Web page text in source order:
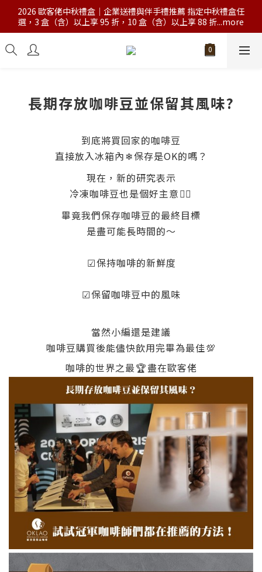
2026 歐客佬中秋禮盒｜企業送禮與伴手禮推薦 指定中秋禮盒任
選，3 盒（含）以上享 95 折，10 盒（含）以上享 88 折...more
長期存放咖啡豆並保留其風味?
到底將買回家的咖啡豆
直接放入冰箱內❄保存是OK的嗎？
現在，新的研究表示
冷凍咖啡豆也是個好主意🕵‍♀
畢竟我們保存咖啡豆的最終目標
是盡可能長時間的～
☑保持咖啡的新鮮度
☑保留咖啡豆中的風味
當然小編還是建議
咖啡豆購買後能儘快飲用完畢為最佳💯
咖啡的世界之最🏆盡在歐客佬